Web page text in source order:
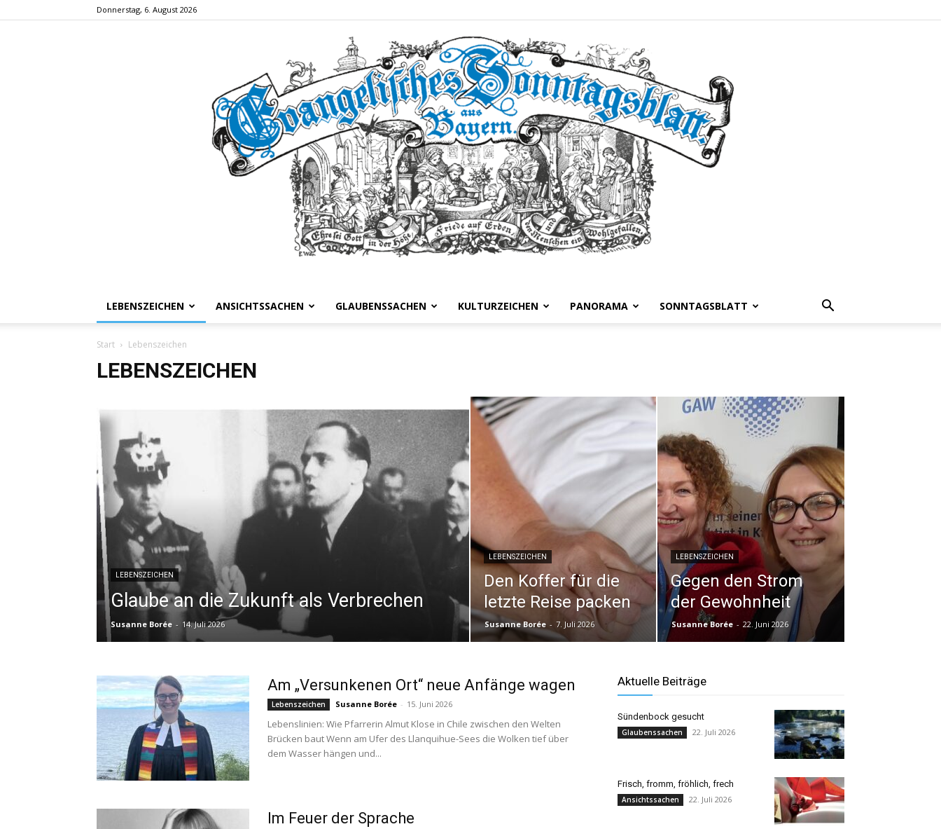
Donnerstag, 6. August 2026
Sonntagsblatt
LEBENSZEICHEN ANSICHTSSACHEN GLAUBENSSACHEN KULTURZEICHEN PANORAMA SONNTAGSBLATT
Start Lebenszeichen
LEBENSZEICHEN
LEBENSZEICHEN
Glaube an die Zukunft als Verbrechen
Susanne Borée - 14. Juli 2026
LEBENSZEICHEN
Den Koffer für die
letzte Reise packen
Susanne Borée - 7. Juli 2026
LEBENSZEICHEN
Gegen den Strom
der Gewohnheit
Susanne Borée - 22. Juni 2026
Am „Versunkenen Ort“ neue Anfänge wagen
Lebenszeichen Susanne Borée - 15. Juni 2026
Lebenslinien: Wie Pfarrerin Almut Klose in Chile zwischen den Welten
Brücken baut Wenn am Ufer des Llanquihue-Sees die Wolken tief über
dem Wasser hängen und...
Im Feuer der Sprache
Aktuelle Beiträge
Sündenbock gesucht
Glaubenssachen 22. Juli 2026
Frisch, fromm, fröhlich, frech
Ansichtssachen 22. Juli 2026